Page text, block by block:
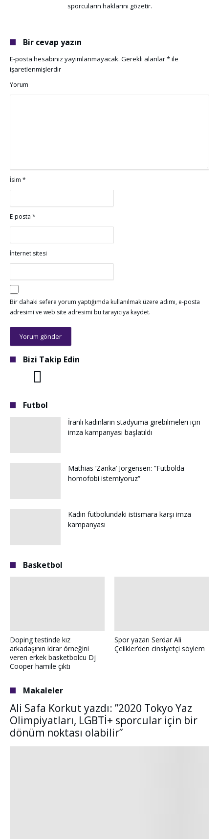
sporcuların haklarını gözetir.
Bir cevap yazın
E-posta hesabınız yayımlanmayacak. Gerekli alanlar*ile
işaretlenmişlerdir
Yorum
İsim *
E-posta *
İnternet sitesi
Bir dahaki sefere yorum yaptığımda kullanılmak üzere adımı, e-posta
adresimi ve web site adresimi bu tarayıcıya kaydet.
Bizi Takip Edin
Futbol
İranlı kadınların stadyuma girebilmeleri için
imza kampanyası başlatıldı
Mathias ‘Zanka’ Jorgensen: ”Futbolda
homofobi istemiyoruz”
Kadın futbolundaki istismara karşı imza
kampanyası
Basketbol
Doping testinde kız
arkadaşının idrar örneğini
veren erkek basketbolcu Dj
Cooper hamile çıktı
Spor yazarı Serdar Ali
Çelikler’den cinsiyetçi söylem
Makaleler
Ali Safa Korkut yazdı: ”2020 Tokyo Yaz
Olimpiyatları, LGBTİ+ sporcular için bir
dönüm noktası olabilir”